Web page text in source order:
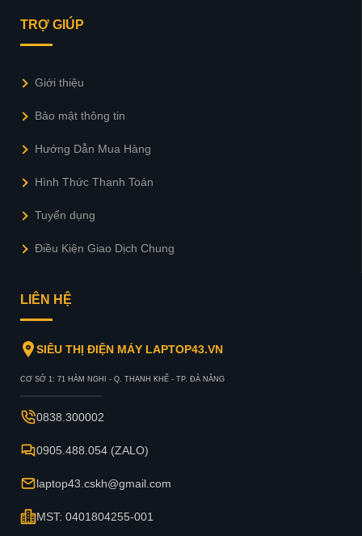
TRỢ GIÚP
Giới thiệu
Bảo mật thông tin
Hướng Dẫn Mua Hàng
Hình Thức Thanh Toán
Tuyển dụng
Điều Kiện Giao Dịch Chung
LIÊN HỆ
SIÊU THỊ ĐIỆN MÁY LAPTOP43.VN
CƠ SỞ 1: 71 HÀM NGHI - Q. THANH KHẾ - TP. ĐÀ NẴNG
0838.300002
0905.488.054 (ZALO)
laptop43.cskh@gmail.com
MST: 0401804255-001